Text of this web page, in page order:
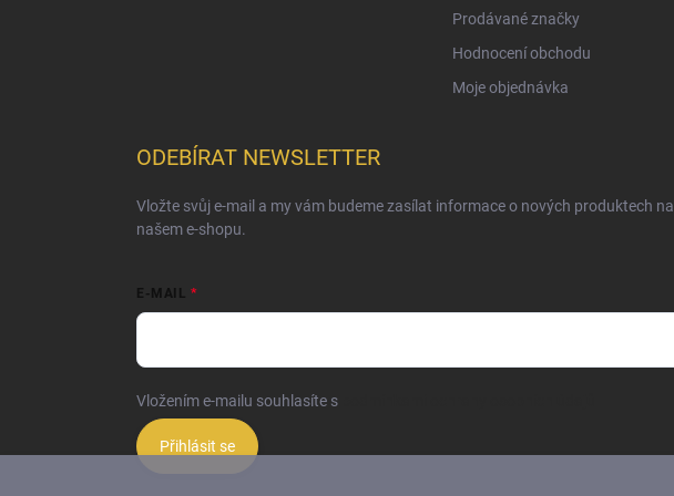
Prodávané značky
Hodnocení obchodu
Moje objednávka
ODEBÍRAT NEWSLETTER
Vložte svůj e-mail a my vám budeme zasílat informace o nových produktech na
našem e-shopu.
E-MAIL
Vložením e-mailu souhlasíte s
Přihlásit se